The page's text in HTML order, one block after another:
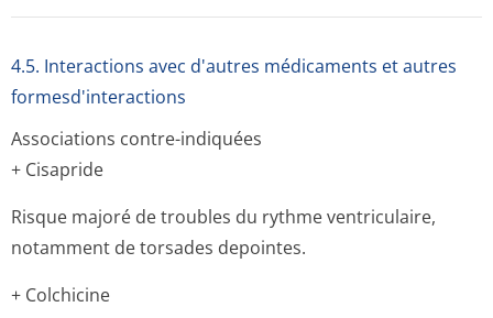
4.5. Interactions avec d'autres médicaments et autres
formesd'interactions
Associations contre-indiquées
+ Cisapride
Risque majoré de troubles du rythme ventriculaire,
notamment de torsades depointes.
+ Colchicine